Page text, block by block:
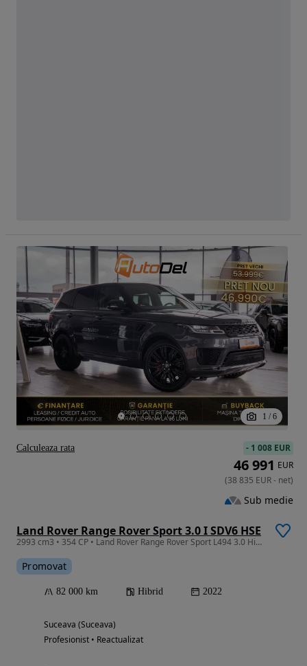
1 / 6
Land Rover Range Rover Sport 3.0 I SDV6 HSE
2993 cm3 • 354 CP • Land Rover Range Rover Sport L494 3.0 Hibrid / Memory / 400CP /Keyless
Promovat
82 000 km Hibrid 2022
Suceava (Suceava)
Profesionist • Reactualizat
- 1 008 EUR
46 991 EUR
(38 835 EUR- net)
Sub medie
Calculeaza rata